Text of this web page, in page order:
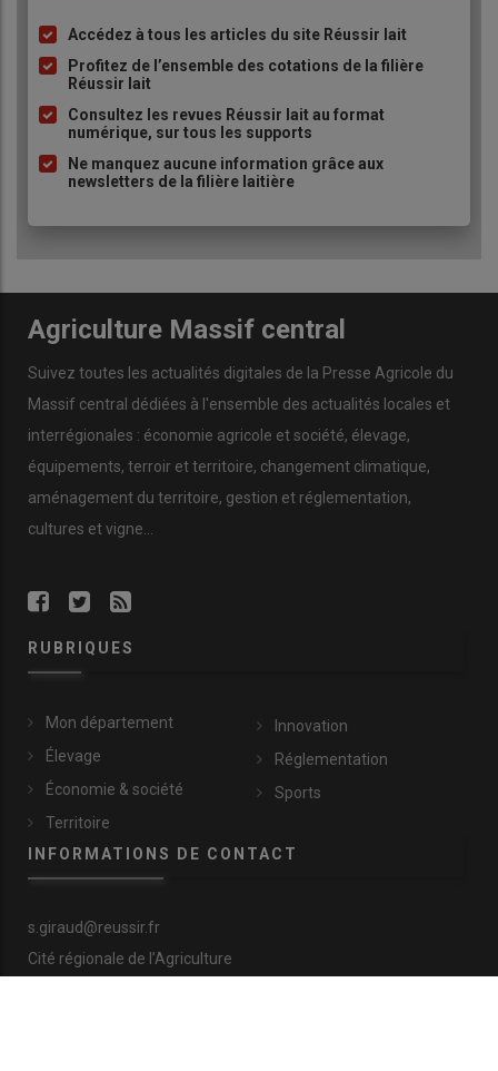
Liste
à
puce
Accédez à tous les articles du site Réussir lait
Profitez de l’ensemble des cotations de la filière
Réussir lait
Consultez les revues Réussir lait au format
numérique, sur tous les supports
Ne manquez aucune information grâce aux
newsletters de la filière laitière
Agriculture Massif central
Suivez toutes les actualités digitales de la Presse Agricole du
Massif central dédiées à l'ensemble des actualités locales et
interrégionales : économie agricole et société, élevage,
équipements, terroir et territoire, changement climatique,
aménagement du territoire, gestion et réglementation,
cultures et vigne...
RUBRIQUES
Mon département
Élevage
Économie & société
Territoire
Innovation
Réglementation
Sports
INFORMATIONS DE CONTACT
s.giraud@reussir.fr
Cité régionale de l’Agriculture